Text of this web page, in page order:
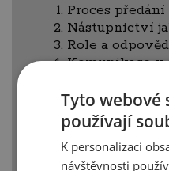
Proces
Nástupnictví
Role a
Komunikace
Generační
cyklus
Rodinné &
Rizika při
a generační
Tyto webové
používají
K personalizaci
návštěvnosti